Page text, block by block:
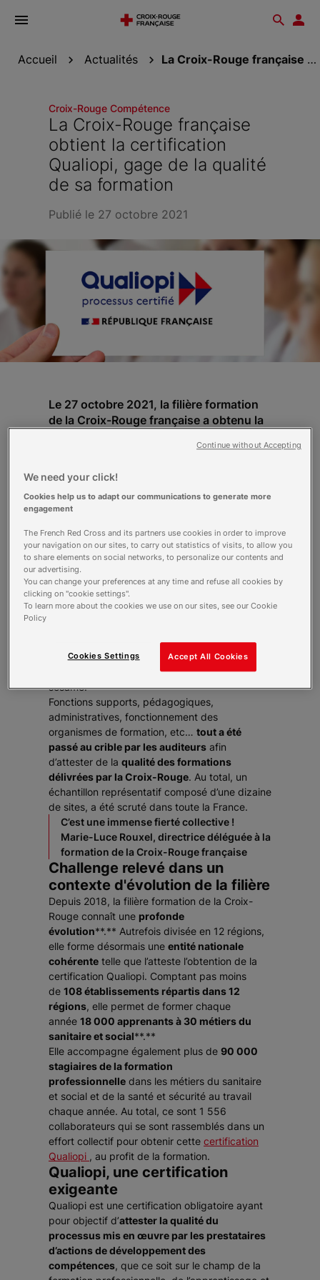
Ouvrir
Accueil Actualités La Croix-Rouge française obtient la certification...
Croix-Rouge Compétence
La Croix-Rouge française
obtient la certification
Qualiopi, gage de la qualité
de sa formation
Publié le 27 octobre 2021
Le 27 octobre 2021, la filière formation
de la Croix-Rouge française a obtenu la
ses formations du sanitaire, social et de
récompense pour l’ensemble des
équipes, qui vient attester de la qualité
de la formation de cette filière
emblématique.
Une reconnaissance à l'échelle
du territoire national
« C’est une immense fierté collective ! », se
réjouit Marie-Luce Rouxel, directrice de la filière
plusieurs mois de préparation pourcet audit
qualité exigeant, les équipes de la Croix-
Rouge se voient récompensées du précieux
sésame.
Fonctions supports, pédagogiques,
administratives, fonctionnement des
organismes de formation, etc… tout a été
passé au crible par les auditeurs afin
d’attester de la qualité des formations
délivrées par la Croix-Rouge. Au total, un
échantillon représentatif composé d’une dizaine
de sites, a été scruté dans toute la France.
C’est une immense fierté collective !
Marie-Luce Rouxel, directrice déléguée à la
formation de la Croix-Rouge française
Challenge relevé dans un
contexte d'évolution de la filière
Depuis 2018, la filière formation de la Croix-
Rouge connaît une profonde
évolution**.** Autrefois divisée en 12 régions,
elle forme désormais une entité nationale
cohérente telle que l’atteste l’obtention de la
certification Qualiopi. Comptant pas moins
de 108 établissements répartis dans 12
régions, elle permet de former chaque
année 18 000 apprenants à 30 métiers du
sanitaire et social**.**
Elle accompagne également plus de 90 000
stagiaires de la formation
professionnelle dans les métiers du sanitaire
et social et de la santé et sécurité au travail
chaque année. Au total, ce sont 1 556
collaborateurs qui se sont rassemblés dans un
effort collectif pour obtenir cette certification
Qualiopi , au profit de la formation.
Qualiopi, une certification
exigeante
Qualiopi est une certification obligatoire ayant
pour objectif d’attester la qualité du
processus mis en œuvre par les prestataires
d’actions de développement des
compétences, que ce soit sur le champ de la
We need your click!
Cookies help us to adapt our communications to generate more
engagement
The French Red Cross and its partners use cookies in order to improve
your navigation on our sites, to carry out statistics of visits, to allow you
to share elements on social networks, to personalize our contents and
our advertising.
You can change your preferences at any time and refuse all cookies by
clicking on "cookie settings".
To learn more about the cookies we use on our sites, see our Cookie
Policy
Accept All Cookies
Cookies Settings
Continue without Accepting